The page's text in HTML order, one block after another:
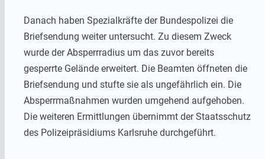
Danach haben Spezialkräfte der Bundespolizei die
Briefsendung weiter untersucht. Zu diesem Zweck
wurde der Absperrradius um das zuvor bereits
gesperrte Gelände erweitert. Die Beamten öffneten die
Briefsendung und stufte sie als ungefährlich ein. Die
Absperrmaßnahmen wurden umgehend aufgehoben.
Die weiteren Ermittlungen übernimmt der Staatsschutz
des Polizeipräsidiums Karlsruhe durchgeführt.